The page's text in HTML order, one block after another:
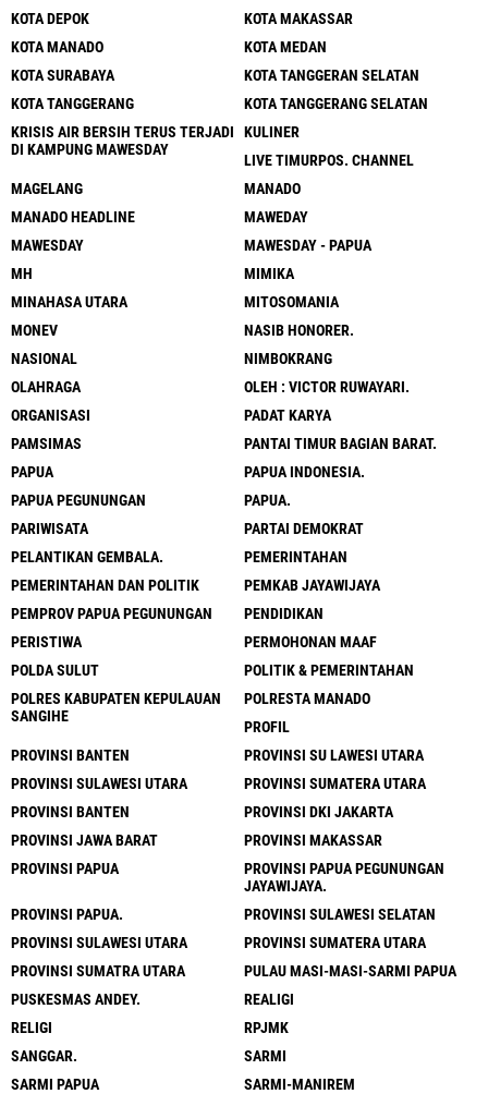
KOTA DEPOK
KOTA MAKASSAR
KOTA MANADO
KOTA MEDAN
KOTA SURABAYA
KOTA TANGGERAN SELATAN
KOTA TANGGERANG
KOTA TANGGERANG SELATAN
KRISIS AIR BERSIH TERUS TERJADI
DI KAMPUNG MAWESDAY
KULINER
LIVE TIMURPOS. CHANNEL
MAGELANG
MANADO
MANADO HEADLINE
MAWEDAY
MAWESDAY
MAWESDAY - PAPUA
MH
MIMIKA
MINAHASA UTARA
MITOSOMANIA
MONEV
NASIB HONORER.
NASIONAL
NIMBOKRANG
OLAHRAGA
OLEH : VICTOR RUWAYARI.
ORGANISASI
PADAT KARYA
PAMSIMAS
PANTAI TIMUR BAGIAN BARAT.
PAPUA
PAPUA INDONESIA.
PAPUA PEGUNUNGAN
PAPUA.
PARIWISATA
PARTAI DEMOKRAT
PELANTIKAN GEMBALA.
PEMERINTAHAN
PEMERINTAHAN DAN POLITIK
PEMKAB JAYAWIJAYA
PEMPROV PAPUA PEGUNUNGAN
PENDIDIKAN
PERISTIWA
PERMOHONAN MAAF
POLDA SULUT
POLITIK & PEMERINTAHAN
POLRES KABUPATEN KEPULAUAN
SANGIHE
POLRESTA MANADO
PROFIL
PROVINSI BANTEN
PROVINSI SU LAWESI UTARA
PROVINSI SULAWESI UTARA
PROVINSI SUMATERA UTARA
PROVINSI BANTEN
PROVINSI DKI JAKARTA
PROVINSI JAWA BARAT
PROVINSI MAKASSAR
PROVINSI PAPUA
PROVINSI PAPUA PEGUNUNGAN
JAYAWIJAYA.
PROVINSI PAPUA.
PROVINSI SULAWESI SELATAN
PROVINSI SULAWESI UTARA
PROVINSI SUMATERA UTARA
PROVINSI SUMATRA UTARA
PULAU MASI-MASI-SARMI PAPUA
PUSKESMAS ANDEY.
REALIGI
RELIGI
RPJMK
SANGGAR.
SARMI
SARMI PAPUA
SARMI-MANIREM